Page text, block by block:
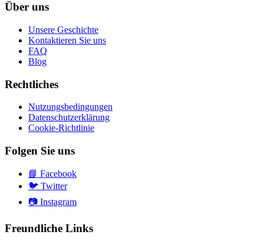
Über uns
Unsere Geschichte
Kontaktieren Sie uns
FAQ
Blog
Rechtliches
Nutzungsbedingungen
Datenschutzerklärung
Cookie-Richtlinie
Folgen Sie uns
📘 Facebook
🐦 Twitter
📷 Instagram
Freundliche Links